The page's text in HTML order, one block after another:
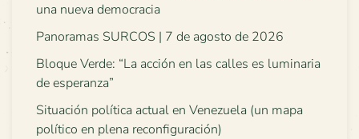
una nueva democracia
Panoramas SURCOS | 7 de agosto de 2026
Bloque Verde: “La acción en las calles es luminaria
de esperanza”
Situación política actual en Venezuela (un mapa
político en plena reconfiguración)